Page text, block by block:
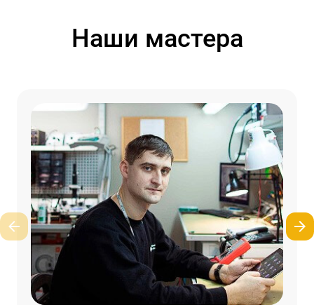
Наши мастера